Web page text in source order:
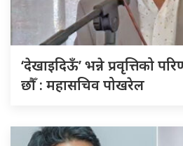
‘देखाइदिऊँ’ भन्ने प्रवृत्तिको
छौँ : महासचिव पोखरेल